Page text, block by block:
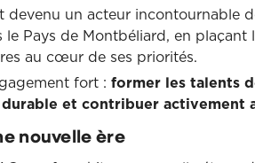
devenu un acteur incontournable
Pays de Montbéliard, en plaçant
au cœur de ses priorités.
fort : former les talents
et contribuer activement
nouvelle ère